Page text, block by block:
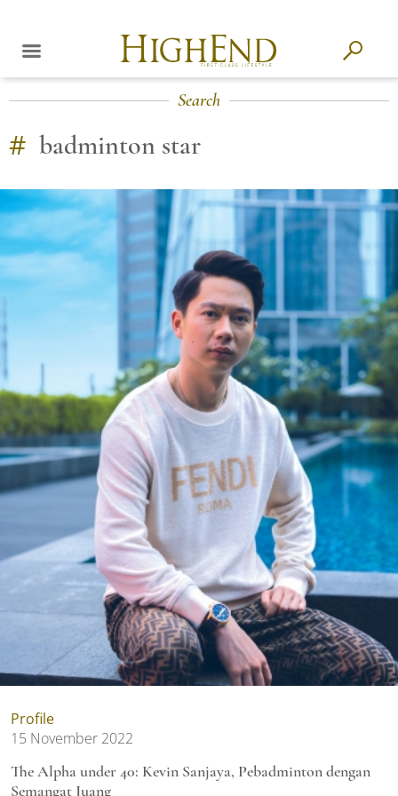
Search
# badminton star
Profile
15 November 2022
The Alpha under 40: Kevin Sanjaya, Pebadminton dengan
Semangat Juang